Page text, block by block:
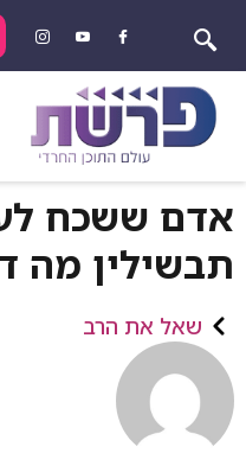
אדם ששכח
תבשילין מה
שאל את הרב